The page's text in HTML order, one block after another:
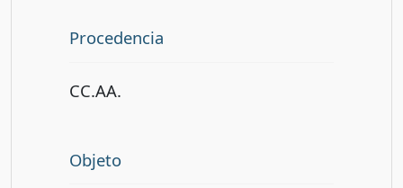
Procedencia
CC.AA.
Objeto